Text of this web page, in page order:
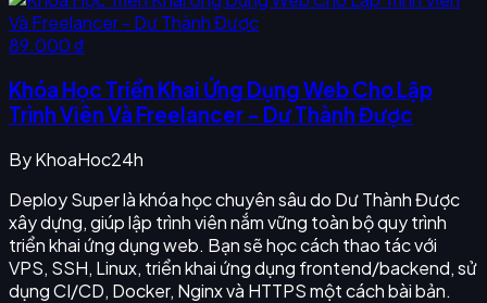
89.000 ₫
Khóa Học Triển Khai Ứng Dụng Web Cho Lập
Trình Viên Và Freelancer - Dư Thành Được
ByKhoaHoc24h
Deploy Super là khóa học chuyên sâu do Dư Thành Được
xây dựng, giúp lập trình viên nắm vững toàn bộ quy trình
triển khai ứng dụng web. Bạn sẽ học cách thao tác với
VPS, SSH, Linux, triển khai ứng dụng frontend/backend, sử
dụng CI/CD, Docker, Nginx và HTTPS một cách bài bản.